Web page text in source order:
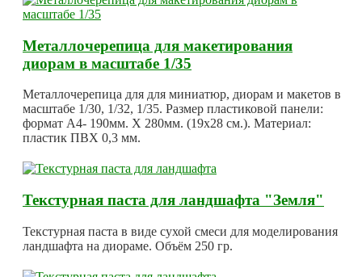
Металлочерепица для макетирования
диорам в масштабе 1/35
Металлочерепица для для миниатюр, диорам и макетов в
масштабе 1/30, 1/32, 1/35. Размер пластиковой панели:
формат А4- 190мм. Х 280мм. (19х28 см.). Материал:
пластик ПВХ 0,3 мм.
Текстурная паста для ландшафта "Земля"
Текстурная паста в виде сухой смеси для моделирования
ландшафта на диораме. Объём 250 гр.